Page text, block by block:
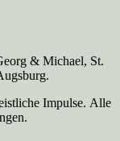
& Michael, St.
Impulse. Alle